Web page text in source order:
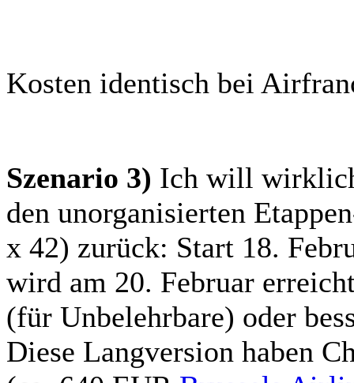
Kosten identisch bei
Szenario 3) Ich will
den unorganisierten
x 42) zurück: Start 18.
wird am 20. Februar
(für Unbelehrbare) oder
Diese Langversion haben